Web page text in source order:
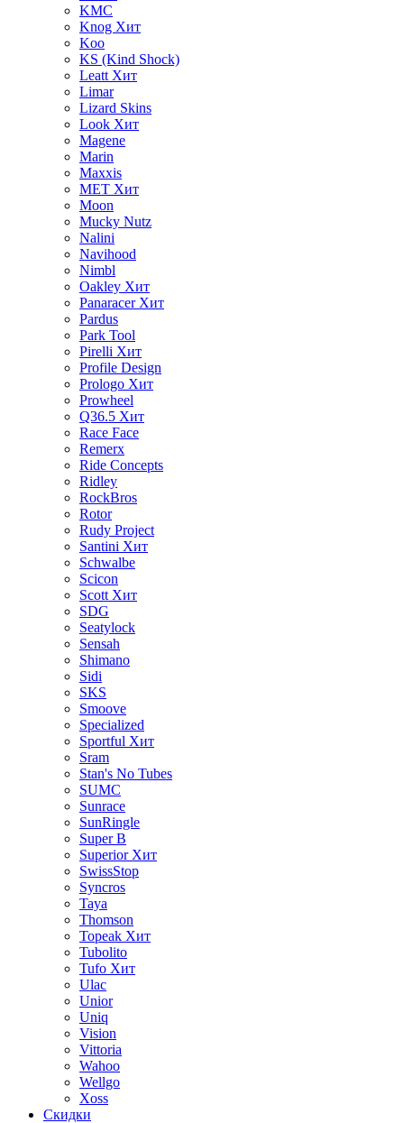
KMC
Knog Хит
Koo
KS (Kind Shock)
Leatt Хит
Limar
Lizard Skins
Look Хит
Magene
Marin
Maxxis
MET Хит
Moon
Mucky Nutz
Nalini
Navihood
Nimbl
Oakley Хит
Panaracer Хит
Pardus
Park Tool
Pirelli Хит
Profile Design
Prologo Хит
Prowheel
Q36.5 Хит
Race Face
Remerx
Ride Concepts
Ridley
RockBros
Rotor
Rudy Project
Santini Хит
Schwalbe
Scicon
Scott Хит
SDG
Seatylock
Sensah
Shimano
Sidi
SKS
Smoove
Specialized
Sportful Хит
Sram
Stan's No Tubes
SUMC
Sunrace
SunRingle
Super B
Superior Хит
SwissStop
Syncros
Taya
Thomson
Topeak Хит
Tubolito
Tufo Хит
Ulac
Unior
Uniq
Vision
Vittoria
Wahoo
Wellgo
Xoss
Скидки